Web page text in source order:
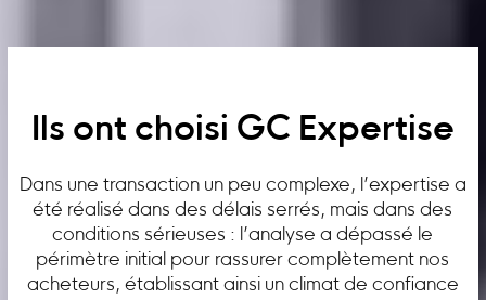
Ils ont choisi GC Expertise
Dans une transaction un peu complexe, l’expertise a
été réalisé dans des délais serrés, mais dans des
conditions sérieuses : l’analyse a dépassé le
périmètre initial pour rassurer complètement nos
acheteurs, établissant ainsi un climat de confiance